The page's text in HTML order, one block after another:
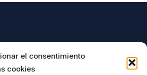
el consentimiento
cookies